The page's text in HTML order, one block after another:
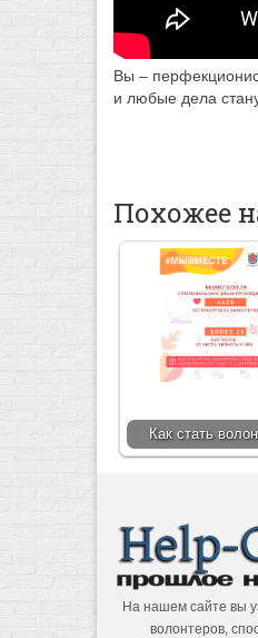
Вы –
и любые дела
Похожее
Как стать
На нашем сайте вы
волонтеров,